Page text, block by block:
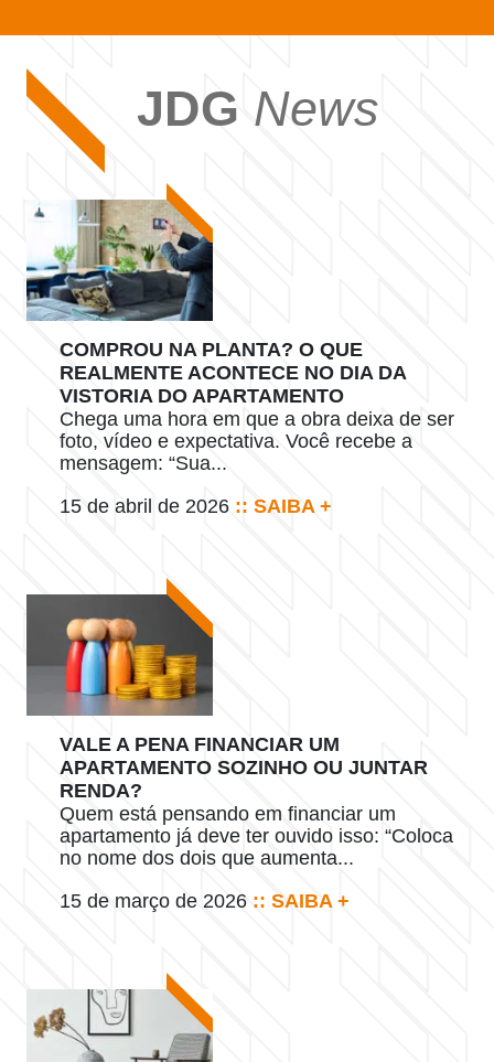
JDG News
COMPROU NA PLANTA? O QUE
REALMENTE ACONTECE NO DIA DA
VISTORIA DO APARTAMENTO
Chega uma hora em que a obra deixa de ser
foto, vídeo e expectativa. Você recebe a
mensagem: “Sua...
15 de abril de 2026 :: SAIBA +
VALE A PENA FINANCIAR UM
APARTAMENTO SOZINHO OU JUNTAR
RENDA?
Quem está pensando em financiar um
apartamento já deve ter ouvido isso: “Coloca
no nome dos dois que aumenta...
15 de março de 2026 :: SAIBA +